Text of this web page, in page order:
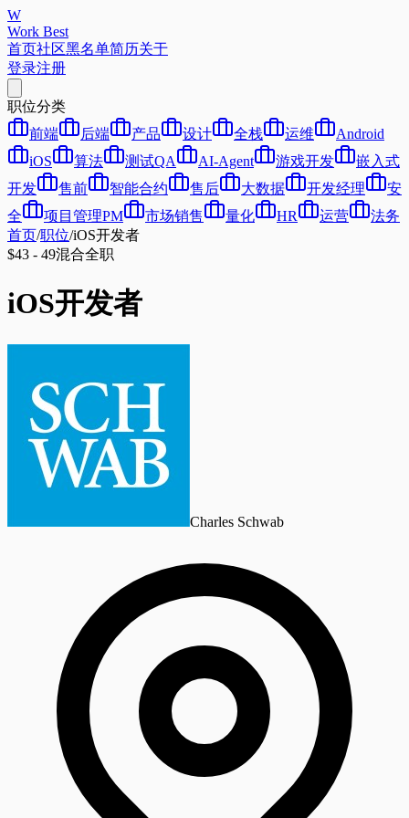
W
Work Best
首页社区黑名单简历关于
登录注册
职位分类
前端
后端 产品 设计 全栈 运维
Android
iOS
算法 测试QA AI-Agent 游戏开发
嵌入式
开发
售前 智能合约 售后 大数据 开发经理
安
全
项目管理PM 市场销售 量化 HR 运营
法务
首页/职位/iOS开发者
$43 - 49混合全职
iOS开发者
Charles Schwab